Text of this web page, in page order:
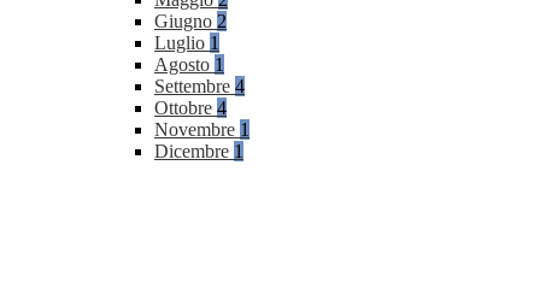
Giugno 2
Luglio 1
Agosto 1
Settembre 4
Ottobre 4
Novembre 1
Dicembre 1